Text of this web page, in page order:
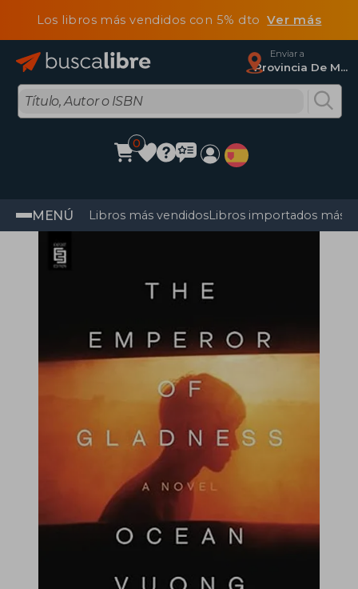
Los libros más vendidos con 5% dtoVer más
Enviar a
Provincia De Madrid
0
MENÚ Libros más vendidosLibros importados más